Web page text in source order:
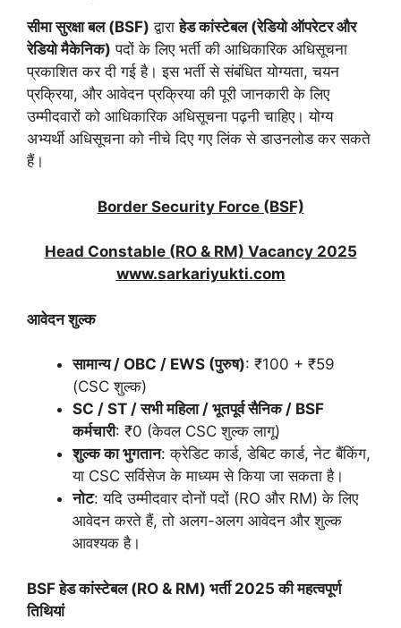
सीमा सुरक्षा बल (BSF) द्वाराहेड कांस्टेबल (रेडियो ऑपरेटर और
रेडियो मैकेनिक) पदों के लिए भर्ती की आधिकारिक अधिसूचना
प्रकाशित कर दी गई है। इस भर्ती से संबंधित योग्यता, चयन
प्रक्रिया, और आवेदन प्रक्रिया की पूरी जानकारी के लिए
उम्मीदवारों को आधिकारिक अधिसूचना पढ़नी चाहिए। योग्य
अभ्यर्थी अधिसूचना को नीचे दिए गए लिंक से डाउनलोड कर सकते
हैं।
Border Security Force (BSF)
Head Constable (RO & RM) Vacancy 2025
www.sarkariyukti.com
आवेदन शुल्क
सामान्य / OBC / EWS (पुरुष): ₹100 + ₹59
(CSC शुल्क)
SC / ST /सभी महिला / भूतपूर्व सैनिक / BSF
कर्मचारी: ₹0 (केवल CSC शुल्क लागू)
शुल्क का भुगतान: क्रेडिट कार्ड, डेबिट कार्ड, नेट बैंकिंग,
या CSC सर्विसेज के माध्यम से किया जा सकता है।
नोट: यदि उम्मीदवार दोनों पदों (RO और RM) के लिए
आवेदन करते हैं, तो अलग-अलग आवेदन और शुल्क
आवश्यक है।
BSFहेड कांस्टेबल (RO & RM) भर्ती 2025की महत्वपूर्ण
तिथियां